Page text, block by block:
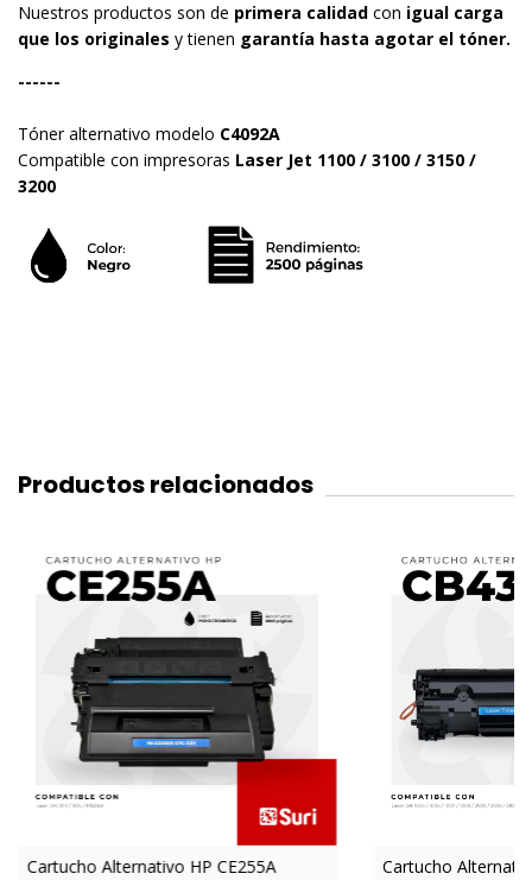
Nuestros productos son de primera calidad con igual carga
que los originales y tienen garantía hasta agotar el tóner.
------
Tóner alternativo modelo C4092A
Compatible con impresoras Laser Jet 1100 / 3100 / 3150 /
3200
Productos relacionados
Cartucho Alternativo HP CE255A Cartucho